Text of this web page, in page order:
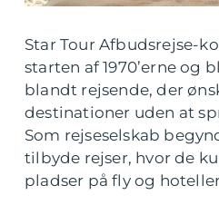
Star Tour Afbudsrejse-
starten af 1970’erne
blandt rejsende, der
destinationer uden at
Som rejseselskab
tilbyde rejser, hvor de
pladser på fly og